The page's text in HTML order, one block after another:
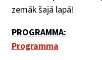
zemāk šajā lapā!
PROGRAMMA:
Programma